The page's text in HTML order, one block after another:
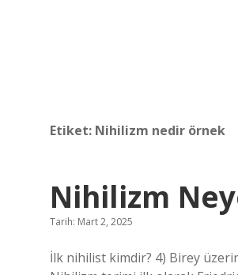
Etiket: Nihilizm nedir örnek
Nihilizm
Tarih: Mart 2, 2025
İlk nihilist kimdir? 4) Birey